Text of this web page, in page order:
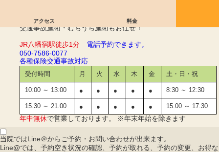
ゴルフ肘｜八幡宿駅西口接骨院
交通事故施術・むちうち施術もお任せ！
JR八幡宿駅徒歩1分 電話予約できます。
050-7586-0077
各種保険交通事故対応
受付時間 月 火 水 木 金 土・日・祝
10:00 ～ 13:00 ● ● ● ● ● 8:30 ～ 12:30
15:30 ～ 21:00 ● ● ● ● ● 15:00 ～ 17:30
年中無休で営業しております。 ※年末年始を除きます
アクセス 料金
当院ではLine＠からご予約・お問い合わせが出来ます。
Line@では、予約空き状況の確認、予約が取れる、予約の変更、お得な